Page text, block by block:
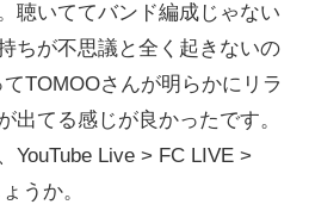
聴いててバンド編成じゃない
ちが不思議と全く起きないの
TOMOOさんが明らかにリラ
出てる感じが良かったです。
YouTube Live > FC LIVE >
うか。